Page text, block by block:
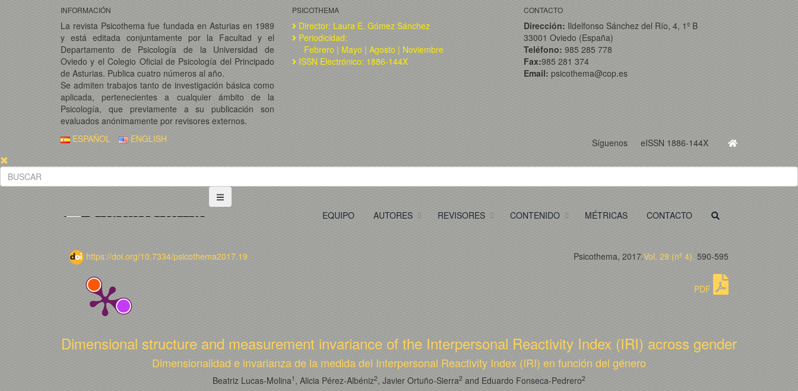
INFORMACIÓN
La revista Psicothema fue fundada en Asturias en 1989
y está editada conjuntamente por la Facultad y el
Departamento de Psicología de la Universidad de
Oviedo y el Colegio Oficial de Psicología del Principado
de Asturias. Publica cuatro números al año.
Se admiten trabajos tanto de investigación básica como
aplicada, pertenecientes a cualquier ámbito de la
Psicología, que previamente a su publicación son
evaluados anónimamente por revisores externos.
PSICOTHEMA
Director: Laura E. Gómez Sánchez
Periodicidad:
Febrero | Mayo | Agosto | Noviembre
ISSN Electrónico: 1886-144X
CONTACTO
Dirección: Ildelfonso Sánchez del Río, 4, 1º B
33001 Oviedo (España)
Teléfono: 985 285 778
Fax:985 281 374
Email: psicothema@cop.es
Síguenos eISSN 1886-144X
ESPAÑOL ENGLISH
EQUIPO AUTORES REVISORES CONTENIDO MÉTRICAS CONTACTO
https://doi.org/10.7334/psicothema2017.19 Psicothema, 2017.Vol. 29 (nº 4). 590-595
PDF
Dimensional structure and measurement invariance of the Interpersonal Reactivity Index (IRI) across gender
Dimensionalidad e invarianza de la medida del Interpersonal Reactivity Index (IRI) en función del género
Beatriz Lucas-Molina1 , Alicia Pérez-Albéniz2, Javier Ortuño-Sierra2 and Eduardo Fonseca-Pedrero2